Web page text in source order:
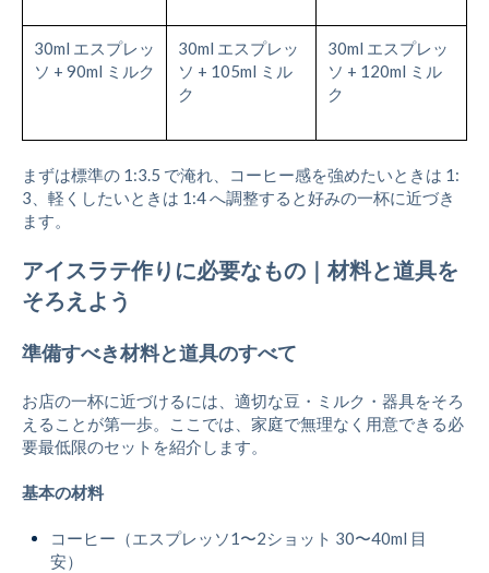
30ml エスプレッ
ソ + 90ml ミルク
30ml エスプレッ
ソ + 105ml ミル
ク
30ml エスプレッ
ソ + 120ml ミル
ク
まずは標準の 1:3.5 で淹れ、コーヒー感を強めたいときは 1:
3、軽くしたいときは 1:4 へ調整すると好みの一杯に近づき
ます。
アイスラテ作りに必要なもの｜材料と道具を
そろえよう
準備すべき材料と道具のすべて
お店の一杯に近づけるには、適切な豆・ミルク・器具をそろ
えることが第一歩。ここでは、家庭で無理なく用意できる必
要最低限のセットを紹介します。
基本の材料
コーヒー（エスプレッソ1〜2ショット 30〜40ml 目
安）